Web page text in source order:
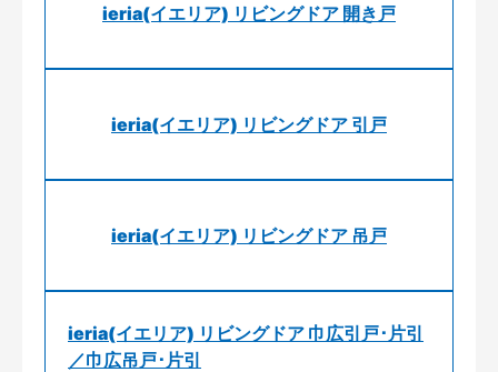
ieria(イエリア) リビングドア 開き戸
ieria(イエリア) リビングドア 引戸
ieria(イエリア) リビングドア 吊戸
ieria(イエリア) リビングドア 巾広引戸･片引
／巾広吊戸･片引